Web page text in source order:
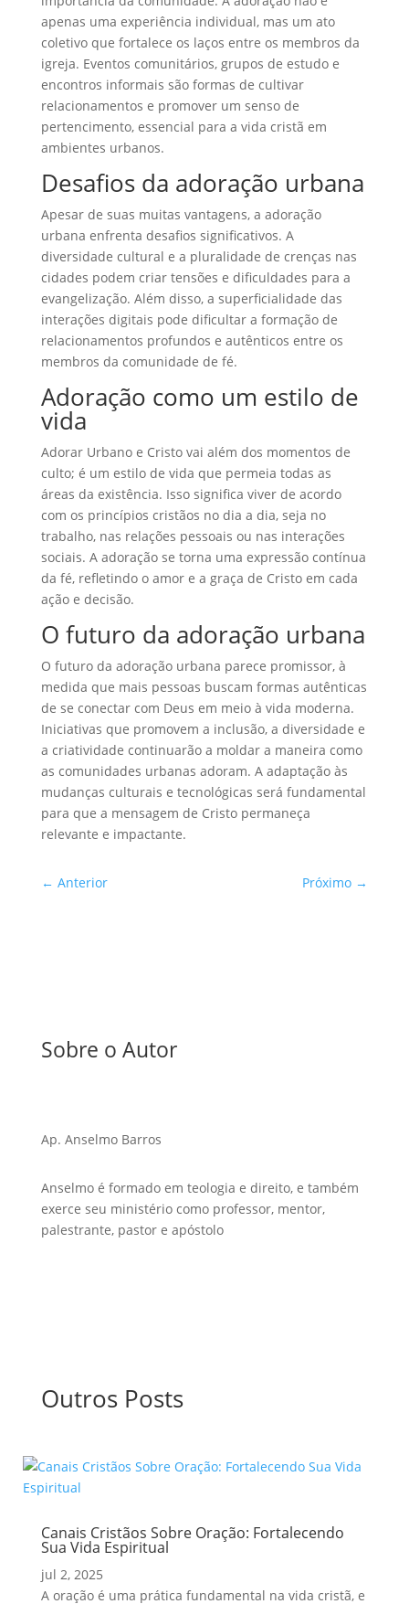
apenas uma experiência individual, mas um ato
coletivo que fortalece os laços entre os membros da
igreja. Eventos comunitários, grupos de estudo e
encontros informais são formas de cultivar
relacionamentos e promover um senso de
pertencimento, essencial para a vida cristã em
ambientes urbanos.
Desafios da adoração urbana
Apesar de suas muitas vantagens, a adoração
urbana enfrenta desafios significativos. A
diversidade cultural e a pluralidade de crenças nas
cidades podem criar tensões e dificuldades para a
evangelização. Além disso, a superficialidade das
interações digitais pode dificultar a formação de
relacionamentos profundos e autênticos entre os
membros da comunidade de fé.
Adoração como um estilo de
vida
Adorar Urbano e Cristo vai além dos momentos de
culto; é um estilo de vida que permeia todas as
áreas da existência. Isso significa viver de acordo
com os princípios cristãos no dia a dia, seja no
trabalho, nas relações pessoais ou nas interações
sociais. A adoração se torna uma expressão contínua
da fé, refletindo o amor e a graça de Cristo em cada
ação e decisão.
O futuro da adoração urbana
O futuro da adoração urbana parece promissor, à
medida que mais pessoas buscam formas autênticas
de se conectar com Deus em meio à vida moderna.
Iniciativas que promovem a inclusão, a diversidade e
a criatividade continuarão a moldar a maneira como
as comunidades urbanas adoram. A adaptação às
mudanças culturais e tecnológicas será fundamental
para que a mensagem de Cristo permaneça
relevante e impactante.
← Anterior Próximo →
Sobre o Autor
Ap. Anselmo Barros
Anselmo é formado em teologia e direito, e também
exerce seu ministério como professor, mentor,
palestrante, pastor e apóstolo
Outros Posts
Canais Cristãos Sobre Oração: Fortalecendo
Sua Vida Espiritual
jul 2, 2025
A oração é uma prática fundamental na vida cristã, e